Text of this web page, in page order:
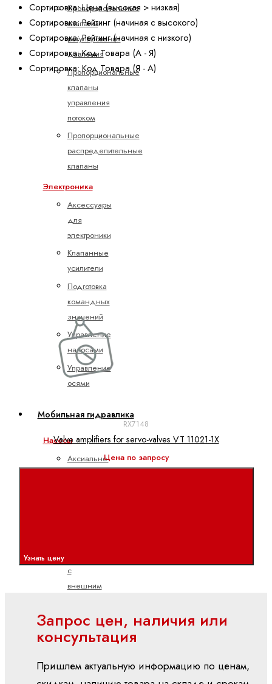
Пропорциональные
клапаны
регулирования
давления
Пропорциональные
клапаны
управления
потоком
Пропорциональные
распределительные
клапаны
Электроника
Аксессуары
для
электроники
Клапанные
усилители
Подготовка
командных
значений
Управление
насосами
Управление
осями
Мобильная гидравлика
Насосы
Аксиально-
с
внешним
Электрогидравлические
насосы
Электроприводы и системы управления
Сортировка: Цена (высокая > низкая)
Сортировка: Рейтинг (начиная с высокого)
Сортировка: Рейтинг (начиная с низкого)
Сортировка: Код Товара (А - Я)
Сортировка: Код Товара (Я - А)
RX7148
Valve amplifiers for servo-valves VT 11021-1X
Цена по запросу
Узнать цену
Запрос цен, наличия или
консультация
Пришлем актуальную информацию по ценам,